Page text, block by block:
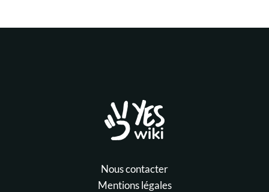
Nous contacter
Mentions légales